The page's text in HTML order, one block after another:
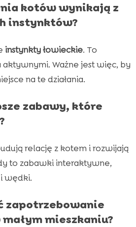
kotów wynikają z
instynktów?
instynkty łowieckie. To
Ważne jest więc, by
na te działania.
zabawy, które
relację z kotem i rozwijają
to zabawki interaktywne,
wędki.
zapotrzebowanie
mieszkaniu?